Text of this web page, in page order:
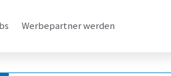
Werbepartner werden